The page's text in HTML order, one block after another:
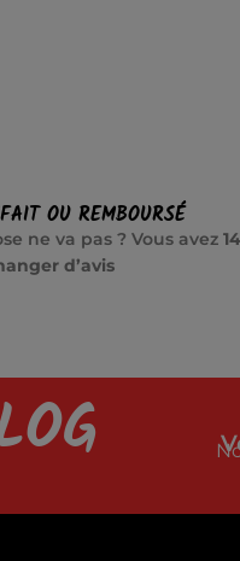
OU REMBOURSÉ
ne va pas ? Vous avez 14
d’avis